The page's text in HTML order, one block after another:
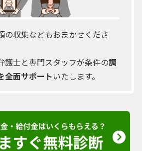
の収集などもおまかせくださ
護士と専門スタッフが条件の調
全面サポートいたします。